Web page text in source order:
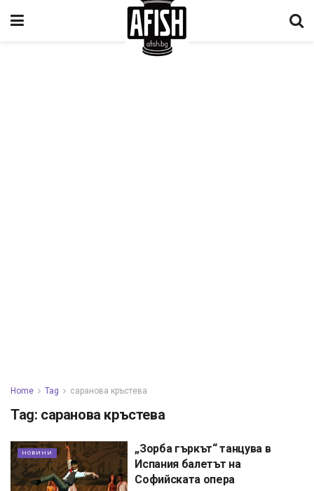
Home Tag саранова кръстева
Tag: саранова кръстева
НОВИНИ
„Зорба гъркът“ танцува в
Испания балетът на
Софийската опера